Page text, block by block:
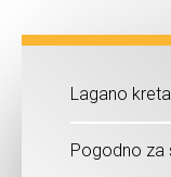
Lagano
Pogodno za